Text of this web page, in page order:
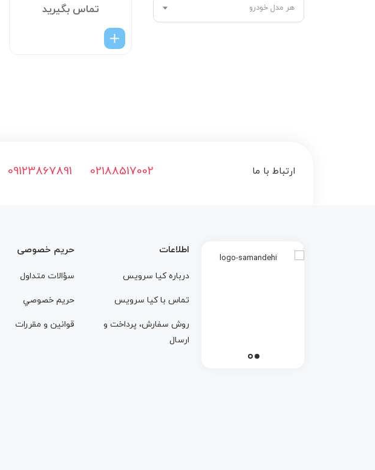
هر مدل خودرو تماس بگیرید
ارتباط با ما 09123867891 02188517002
اطلاعات
درباره کيا سرويس
تماس با کيا سرويس
روش سفارش، پرداخت و
ارسال
حریم خصوصی
سؤالات متداول
حريم خصوصي
قوانين و مقررات